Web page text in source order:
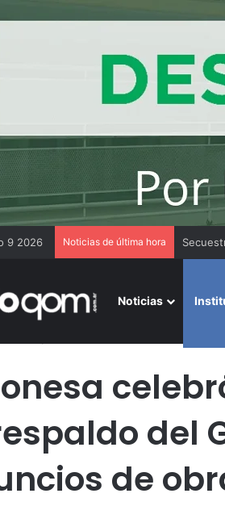
9 2026 Noticias de última hora
Noticias
del
de